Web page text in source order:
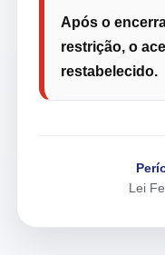
Após o
restrição, o
restabelecido.
Lei